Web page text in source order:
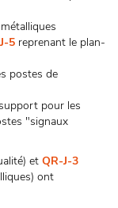
5 reprenant le plan-
postes de
pour les
"signaux
et QR-J-3
ont